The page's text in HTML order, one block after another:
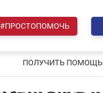
#ПРОСТОПОМОЧЬ
ПОЛУЧИТЬ ПОМОЩЬ